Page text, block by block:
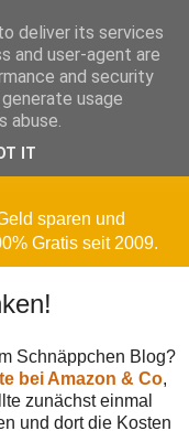
sparen und
Gratis seit 2009.
Schnäppchen Blog?
bei Amazon & Co,
zunächst einmal
und dort die Kosten
deliver its services
and user-agent are
and security
usage
abuse.
IT